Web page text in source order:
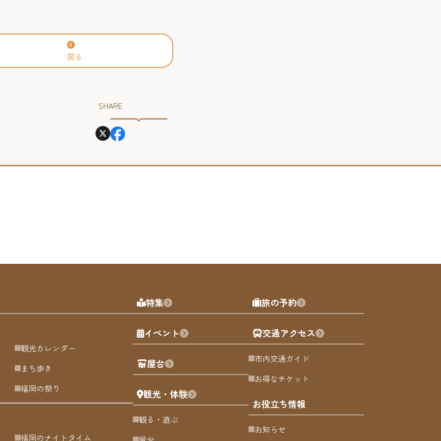
戻る
SHARE
観光カレンダー
まち歩き
福岡の祭り
福岡のナイトタイム
特集
イベント
屋台
観光・体験
観る・遊ぶ
旅の予約
交通アクセス
市内交通ガイド
お得なチケット
お役立ち情報
お知らせ